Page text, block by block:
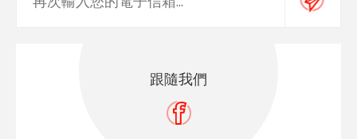
跟隨我們